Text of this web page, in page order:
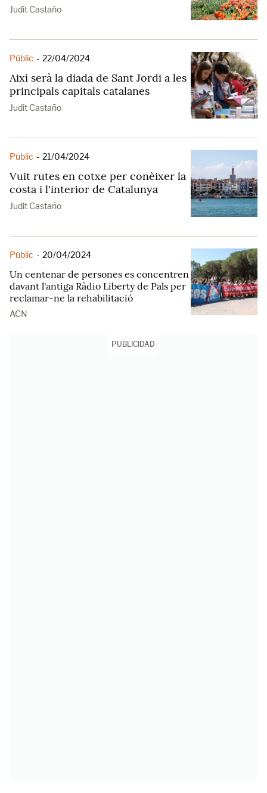
Judit Castaño
Públic - 22/04/2024
Així serà la diada de Sant Jordi a les
principals capitals catalanes
Judit Castaño
Públic - 21/04/2024
Vuit rutes en cotxe per conèixer la
costa i l'interior de Catalunya
Judit Castaño
Públic - 20/04/2024
Un centenar de persones es concentren
davant l'antiga Ràdio Liberty de Pals per
reclamar-ne la rehabilitació
ACN
PUBLICIDAD